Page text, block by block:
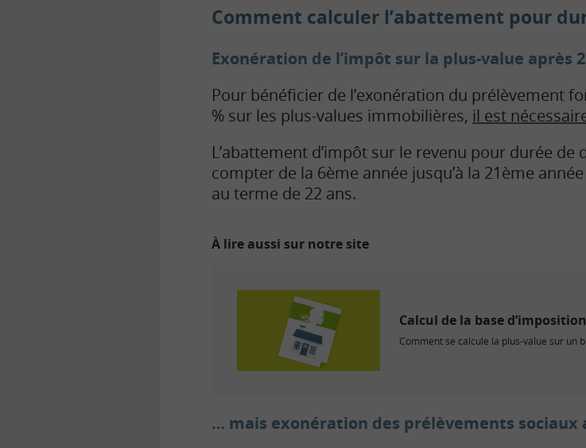
Comment calculer l’abattement pour
Exonération de l’impôt sur la plus-value après
Pour bénéficier de l’exonération du prélèvement
% sur les plus-values immobilières, il est
L’abattement d’impôt sur le revenu pour durée de
compter de la 6ème année jusqu’à la 21ème
au terme de 22 ans.
À lire aussi sur notre site
Calcul de la base
Comment se calcule la plus-value sur un
… mais exonération des prélèvements sociaux